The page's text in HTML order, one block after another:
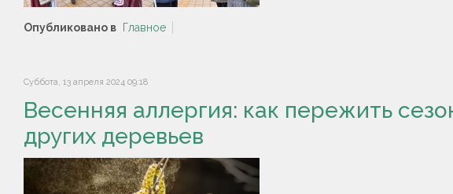
Опубликовано в Главное
Суббота, 13 апреля 2024 09:18
Весенняя аллергия: как пережить
других деревьев